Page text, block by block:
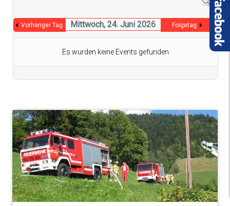
Vorheriger Tag Mittwoch, 24. Juni 2026 Folgetag
Es wurden keine Events gefunden